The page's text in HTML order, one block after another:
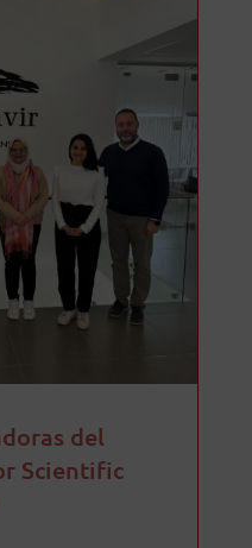
del
Scientific